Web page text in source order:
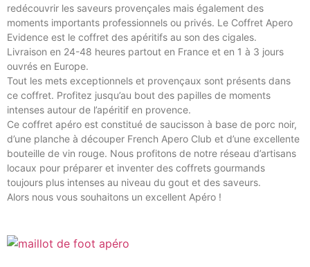
redécouvrir les saveurs provençales mais également des
moments importants professionnels ou privés. Le Coffret Apero
Evidence est le coffret des apéritifs au son des cigales.
Livraison en 24-48 heures partout en France et en 1 à 3 jours
ouvrés en Europe.
Tout les mets exceptionnels et provençaux sont présents dans
ce coffret. Profitez jusqu’au bout des papilles de moments
intenses autour de l’apéritif en provence.
Ce coffret apéro est constitué de saucisson à base de porc noir,
d’une planche à découper French Apero Club et d’une excellente
bouteille de vin rouge. Nous profitons de notre réseau d’artisans
locaux pour préparer et inventer des coffrets gourmands
toujours plus intenses au niveau du gout et des saveurs.
Alors nous vous souhaitons un excellent Apéro !